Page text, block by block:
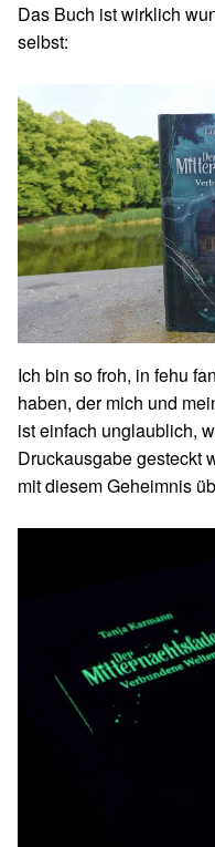
Das Buch ist wirklich
selbst:
Ich bin so froh, in fehu
haben, der mich und
ist einfach unglaublich,
Druckausgabe gesteckt
mit diesem Geheimnis